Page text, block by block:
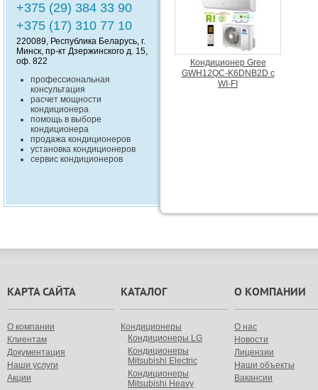
+375 (29) 384 33 90
+375 (17) 310 77 10
220089, Республика Беларусь, г.
Минск, пр-кт Дзержинского д. 15,
оф. 822
профессиональная
консультация
расчет мощности
кондиционера
помощь в выборе
кондиционера
продажа кондиционеров
установка кондиционеров
сервис кондиционеров
Кондиционер Gree
GWH12QС-K6DNB2D c
WI-FI
КАРТА САЙТА
О компании
Клиентам
Документация
Наши услуги
Акции
КАТАЛОГ
Кондиционеры
Кондиционеры LG
Кондиционеры
Mitsubishi Electric
Кондиционеры
Mitsubishi Heavy
О КОМПАНИИ
О нас
Новости
Лицензии
Наши объекты
Вакансии